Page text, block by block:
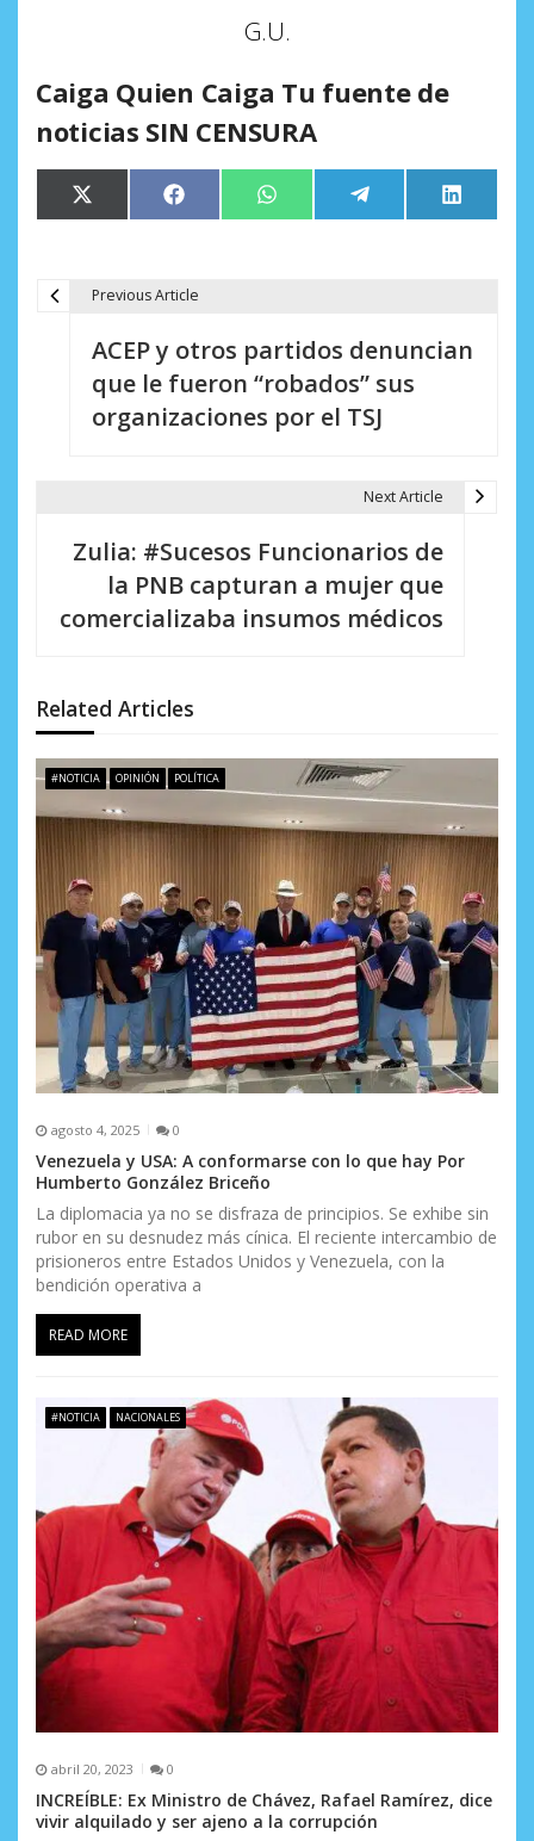
G.U.
Caiga Quien Caiga Tu fuente de
noticias SIN CENSURA
Compartir
en
X
(Twitter)
Compartir
en
Facebook Compartir
en
WhatsApp Compartir
en
Telegram
en
LinkedIn
n
d
e
e
n
t
r
a
d
a
s
Previous Article
ACEP y otros partidos denuncian
que le fueron “robados” sus
organizaciones por el TSJ
Next Article
Zulia: #Sucesos Funcionarios de
la PNB capturan a mujer que
comercializaba insumos médicos
Related Articles
#NOTICIA OPINIÓN POLÍTICA
agosto 4, 2025 0
Venezuela y USA: A conformarse con lo que hay Por
Humberto González Briceño
La diplomacia ya no se disfraza de principios. Se exhibe sin
rubor en su desnudez más cínica. El reciente intercambio de
prisioneros entre Estados Unidos y Venezuela, con la
bendición operativa a
READ MORE
#NOTICIA NACIONALES
abril 20, 2023 0
INCREÍBLE: Ex Ministro de Chávez, Rafael Ramírez, dice
vivir alquilado y ser ajeno a la corrupción